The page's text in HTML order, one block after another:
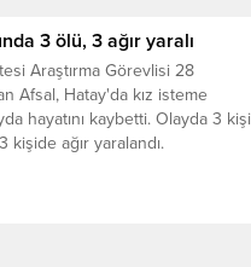
3 ölü, 3 ağır yaralı
Araştırma Görevlisi 28
Afsal, Hatay'da kız isteme
hayatını kaybetti. Olayda 3 kişi
kişide ağır yaralandı.